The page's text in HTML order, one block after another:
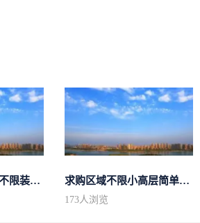
求购城东区域房型不限装修不限 求购区域不限小高层简单装修
173人浏览